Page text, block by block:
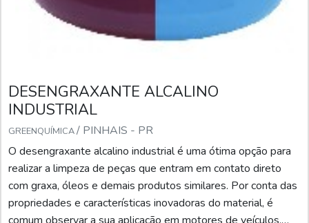
DESENGRAXANTE ALCALINO
INDUSTRIAL
GREENQUÍMICA/ PINHAIS - PR
O desengraxante alcalino industrial é uma ótima opção para
realizar a limpeza de peças que entram em contato direto
com graxa, óleos e demais produtos similares. Por conta das
propriedades e características inovadoras do material, é